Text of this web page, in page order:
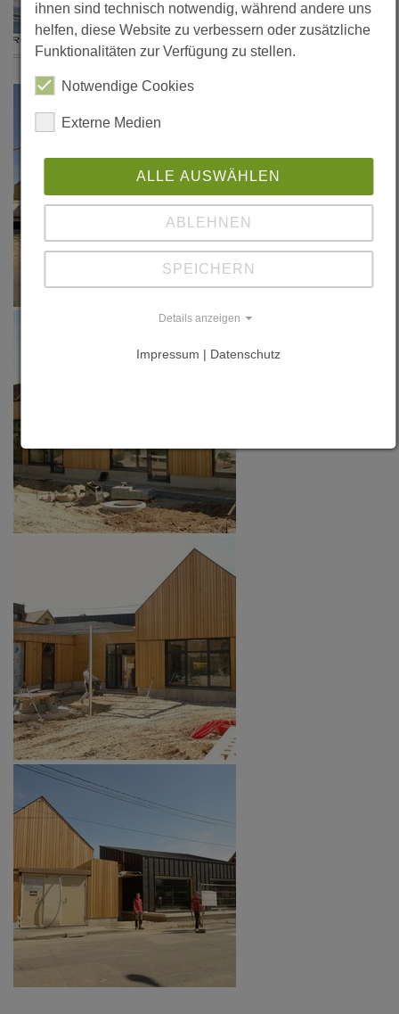
ihnen sind technisch notwendig, während andere uns
helfen, diese Website zu verbessern oder zusätzliche
Funktionalitäten zur Verfügung zu stellen.
Notwendige Cookies
Externe Medien
ALLE AUSWÄHLEN
ABLEHNEN
SPEICHERN
Details anzeigen
Impressum | Datenschutz